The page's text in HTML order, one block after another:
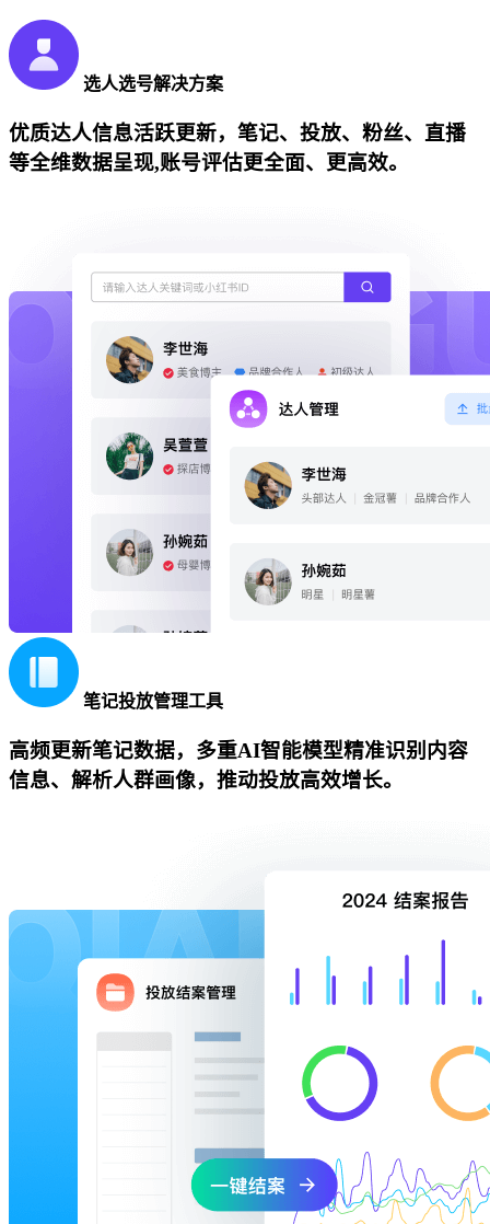
选人选号解决方案
优质达人信息活跃更新，笔记、投放、粉丝、直播
等全维数据呈现,账号评估更全面、更高效。
笔记投放管理工具
高频更新笔记数据，多重AI智能模型精准识别内容
信息、解析人群画像，推动投放高效增长。